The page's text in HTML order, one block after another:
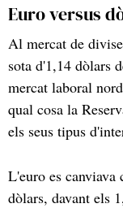
Euro versus
Al mercat de
sota d'1,14 dòlars
mercat laboral
qual cosa la
els seus tipus
L'euro es
dòlars, davant els